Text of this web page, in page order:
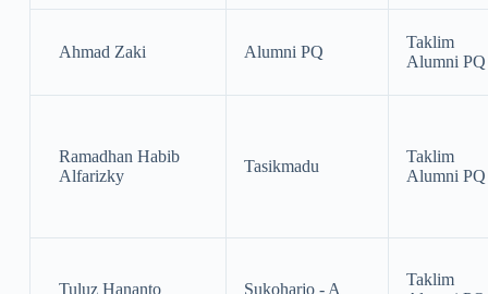
Ahmad Zaki Alumni PQ
Taklim
Alumni PQ
Ramadhan Habib
Alfarizky
Tasikmadu
Taklim
Alumni PQ
Tuluz Hananto Sukoharjo - A
Taklim